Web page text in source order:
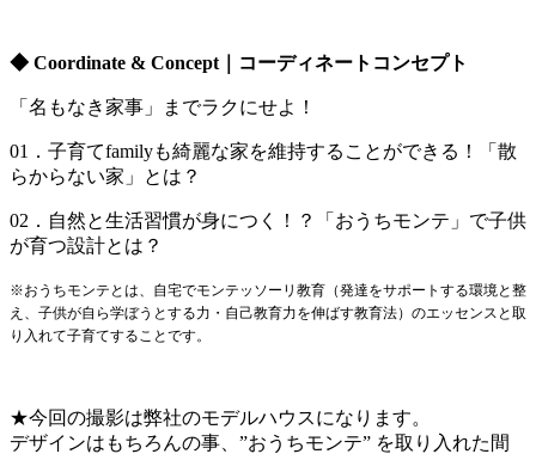
◆ Coordinate & Concept｜コーディネートコンセプト
「名もなき家事」までラクにせよ！
01．子育てfamilyも綺麗な家を維持することができる！「散
らからない家」とは？
02．自然と生活習慣が身につく！？「おうちモンテ」で子供
が育つ設計とは？
※おうちモンテとは、自宅でモンテッソーリ教育（発達をサポートする環境と整
え、子供が自ら学ぼうとする力・自己教育力を伸ばす教育法）のエッセンスと取
り入れて子育てすることです。
★今回の撮影は弊社のモデルハウスになります。
デザインはもちろんの事、”おうちモンテ” を取り入れた間